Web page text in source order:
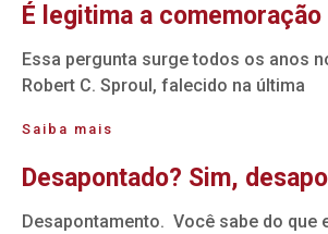
É legitima a
Essa pergunta surge todos os anos
Robert C. Sproul, falecido na última
Saiba mais
Desapontado? Sim,
Desapontamento. Você sabe do que